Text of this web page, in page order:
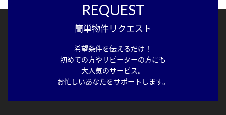
REQUEST
簡単物件リクエスト
希望条件を伝えるだけ！
初めての方やリピーターの方にも
大人気のサービス。
お忙しいあなたをサポートします。